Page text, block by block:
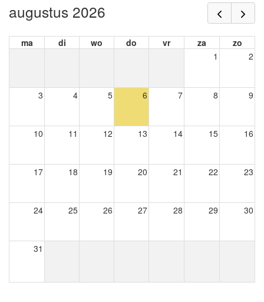
augustus 2026
ma di wo do vr za
zo
1
2
3 4 5 6 7 8 9
10 11 12 13 14 15 16
17 18 19 20 21 22 23
24 25 26 27 28 29 30
31